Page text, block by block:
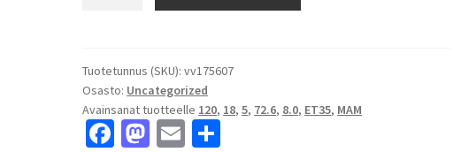
Front
Copper
8.0x18"
5x120
Tuotetunnus (SKU):vv175607
Osasto: Uncategorized
Avainsanat tuotteelle 120, 18,5, 72.6, 8.0, ET35, MAM
Fa M E